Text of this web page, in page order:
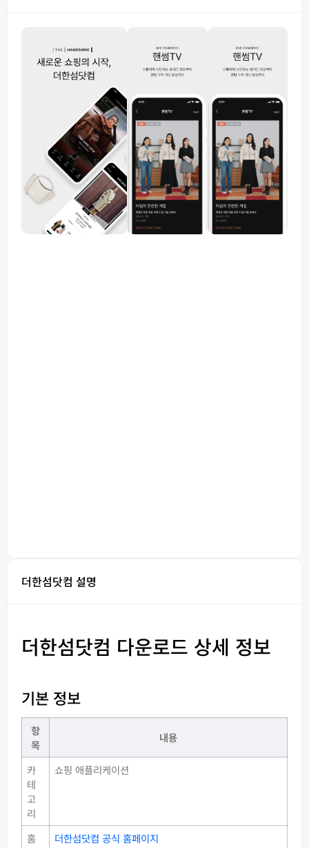
더한섬닷컴 설명
더한섬닷컴 다운로드 상세 정보
기본 정보
항
목
내용
카
테
고
리
쇼핑 애플리케이션
홈
더한섬닷컴 공식 홈페이지